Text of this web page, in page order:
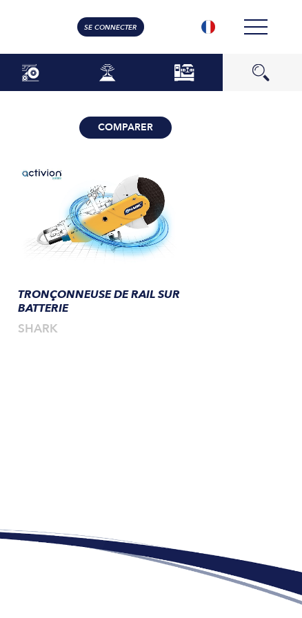
SE CONNECTER
COMPARER
TRONÇONNEUSE DE RAIL SUR
BATTERIE
SHARK